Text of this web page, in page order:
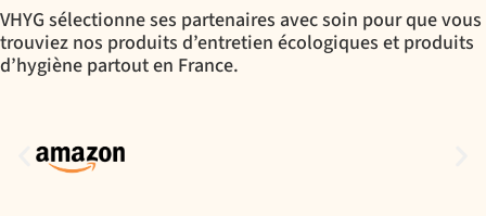
VHYG sélectionne ses partenaires avec soin pour que vous
trouviez nos produits d’entretien écologiques et produits
d’hygiène partout en France.